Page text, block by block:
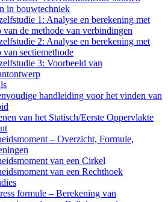
in bouwtechniek
1: Analyse en berekening met
van de methode van verbindingen
2: Analyse en berekening met
van sectiemethode
3: Voorbeeld van
handleiding voor het vinden van
van het Statisch/Eerste Oppervlakte
– ​​Overzicht, Formule,
van een Cirkel
van een Rechthoek
formule – Berekening van